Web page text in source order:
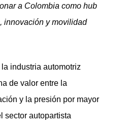
a Colombia como hub
innovación y movilidad
industria automotriz
de valor entre la
y la presión por mayor
sector autopartista